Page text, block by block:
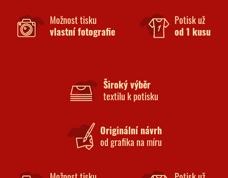
Možnost tisku
vlastní fotografie
Potisk už
od 1 kusu
Široký výběr
textilu k potisku
Originální návrh
od grafika na míru